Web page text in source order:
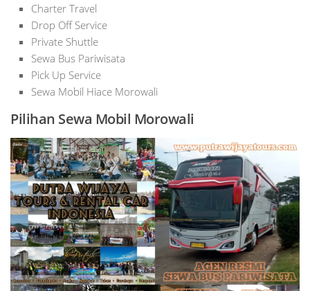
Charter Travel
Drop Off Service
Private Shuttle
Sewa Bus Pariwisata
Pick Up Service
Sewa Mobil Hiace Morowali
Pilihan Sewa Mobil Morowali